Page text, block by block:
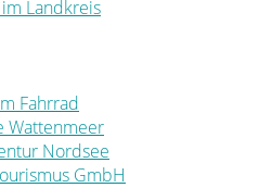
Landkreis
Fahrrad
Wattenmeer
Nordsee
GmbH